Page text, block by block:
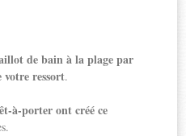
de bain à la plage par
votre ressort.
à-porter ont créé ce